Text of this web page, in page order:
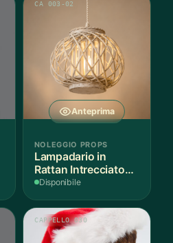
Anteprima
CA 003-02
NOLEGGIO PROPS
Lampadario in
Rattan Intrecciato
Bianco
Disponibile
CAPPELLO 030